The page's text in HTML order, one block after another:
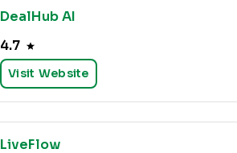
DealHub AI
4.7
Visit Website
LiveFlow